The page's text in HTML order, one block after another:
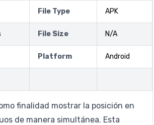
File Type APK
File Size N/A
Platform Android
finalidad mostrar la posición en
de manera simultánea. Esta